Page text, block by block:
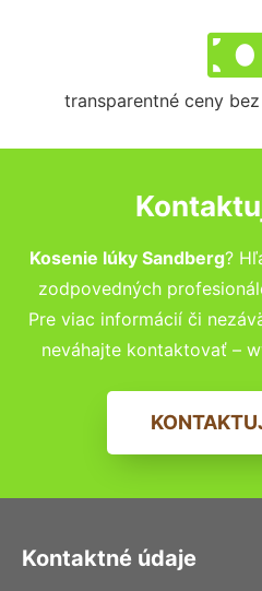
transparentné ceny
Kosenie lúky Sandberg?
zodpovedných
Pre viac informácií či
neváhajte kontaktovať –
Kontaktné údaje